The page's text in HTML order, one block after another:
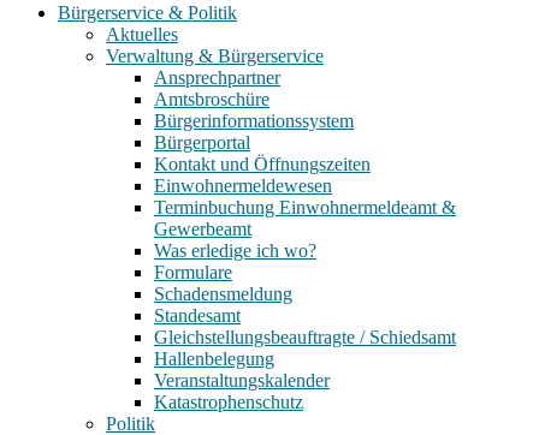
Bürgerservice & Politik
Aktuelles
Verwaltung & Bürgerservice
Ansprechpartner
Amtsbroschüre
Bürgerinformationssystem
Bürgerportal
Kontakt und Öffnungszeiten
Einwohnermeldewesen
Terminbuchung Einwohnermeldeamt &
Gewerbeamt
Was erledige ich wo?
Formulare
Schadensmeldung
Standesamt
Gleichstellungsbeauftragte / Schiedsamt
Hallenbelegung
Veranstaltungskalender
Katastrophenschutz
Politik